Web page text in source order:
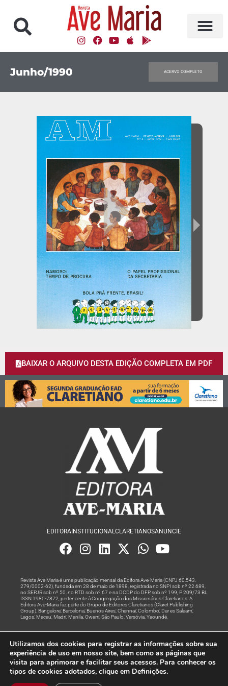
Junho/1990 ACERVO COMPLETO
BAIXAR O ARQUIVO DESTA EDIÇÃO COMPLETA EM PDF
EDITORA INSTITUCIONALCLARETIANOSANUNCIE
Revista Ave Maria é uma publicação mensal da Editora Ave-Maria (CNPJ 60.543.
279/0002-62), fundada em 28 de maio de 1898, registrada no SNPI sob nº 22.689,
no SEPJR sob nº 50, no RTD sob nº 67 e na DCDP do DFP, sob nº 199, P. 209/73 BL
ISSN 1980-7872, pertencente à Congregação dos Missionários Claretianos. A
Editora Ave-Maria faz parte do Grupo de Editores Claretianos (Claret Publishing
Group). Bangalore; Barcelona; Buenos Aires; Chennai; Colombo; Dar es Salaam;
Lagos; Macau; Madri; Manila; Owerri; São Paulo; Varsóvia; Yaoundé.
Rede
© Todos os Direitos Reservados
Utilizamos dos cookies para registrar as informações sobre sua
experiência de uso em nosso site, bem como as páginas que
visita para aprimorar e facilitar seus acessos. Para conhecer os
tipos de cookies adotados, clique em Definições.